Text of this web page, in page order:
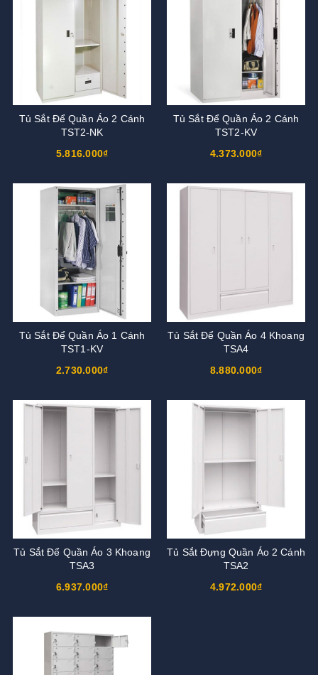
Tủ Sắt Để Quần Áo 2 Cánh
TST2-NK
5.816.000₫
Tủ Sắt Để Quần Áo 2 Cánh
TST2-KV
4.373.000₫
Tủ Sắt Để Quần Áo 1 Cánh
TST1-KV
2.730.000₫
Tủ Sắt Để Quần Áo 4 Khoang
TSA4
8.880.000₫
Tủ Sắt Để Quần Áo 3 Khoang
TSA3
6.937.000₫
Tủ Sắt Đựng Quần Áo 2 Cánh
TSA2
4.972.000₫